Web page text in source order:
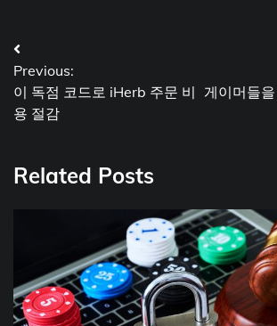
Post
navigation
Previous:
이 독점 코드로 iHerb 주문 비
용 절감
게이머들
Related Posts